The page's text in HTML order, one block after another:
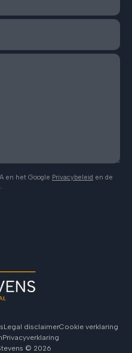
en het Google Privacybeleid en de
Legal disclaimerCookie verklaring
Privacyverklaring
© 2026